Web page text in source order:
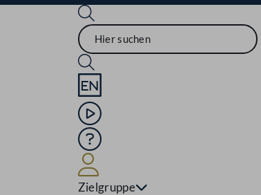
Sprache English
Mediathek
Hilfe
Zielgruppe